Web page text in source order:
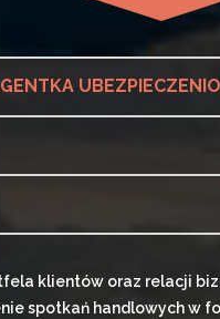
klientów oraz relacji
spotkań handlowych w